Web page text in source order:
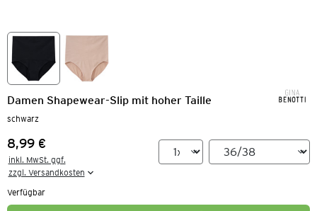
Damen Shapewear-Slip mit hoher Taille
schwarz
Preis:
8,99 €
inkl. MwSt. ggf.
zzgl. Versandkosten
Verfügbar